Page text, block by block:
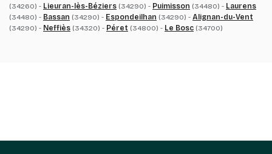
(34260) - Lieuran-lès-Béziers (34290) - Puimisson (34480) - Laurens
(34480) - Bassan (34290) - Espondeilhan (34290) - Alignan-du-Vent
(34290) - Neffiès (34320) - Péret (34800) - Le Bosc (34700)